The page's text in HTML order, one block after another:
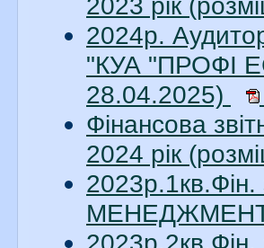
2023 рік
2024р.
"КУА "ПРОФІ
28.04.2025)
Фінансова
2024 рік